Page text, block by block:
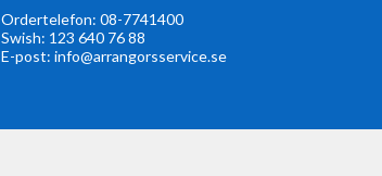
Ordertelefon: 08-7741400
Swish: 123 640 76 88
E-post: info@arrangorsservice.se